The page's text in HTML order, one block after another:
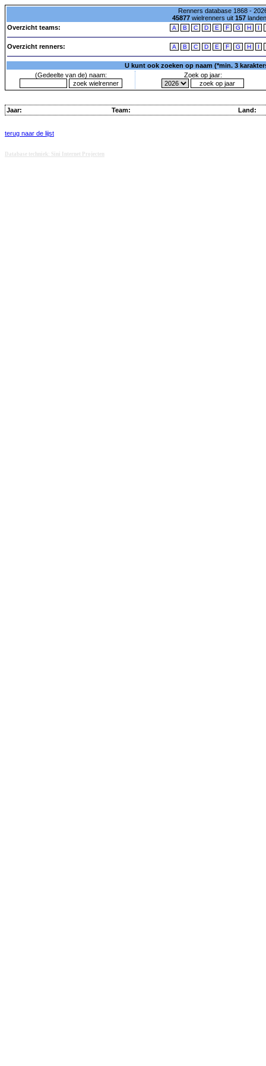
Renners database 1868 -
45877wielrenners uit 157
Overzicht teams:
A B C D E F G H I
Overzicht renners: A B C D E F G H I
U kunt ook zoeken op naam (*min. 3
(Gedeelte van de) naam:
Zoek op jaar:
Jaar: Team: Land:
terug naar de lijst
Database techniek: Sini Internet Projecten